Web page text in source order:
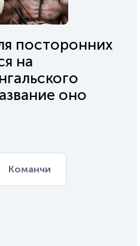
посторонних
на
оно
Команчи